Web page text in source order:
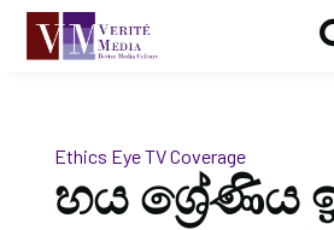
Ethics EyeTV Coverage
හය ශ්‍රේණිය